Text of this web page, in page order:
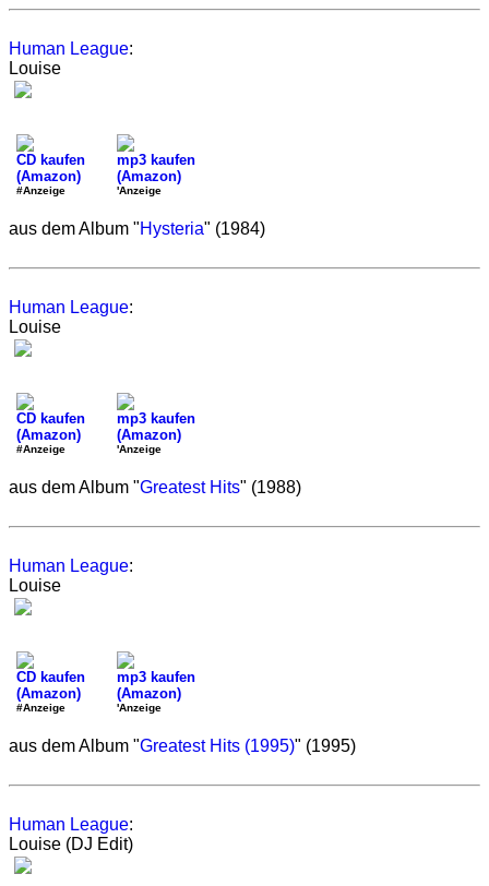
Human League:
Louise
CD kaufen
(Amazon)
#Anzeige
mp3 kaufen
(Amazon)
'Anzeige
aus dem Album "Hysteria" (1984)
Human League:
Louise
CD kaufen
(Amazon)
#Anzeige
mp3 kaufen
(Amazon)
'Anzeige
aus dem Album "Greatest Hits" (1988)
Human League:
Louise
CD kaufen
(Amazon)
#Anzeige
mp3 kaufen
(Amazon)
'Anzeige
aus dem Album "Greatest Hits (1995)" (1995)
Human League:
Louise (DJ Edit)